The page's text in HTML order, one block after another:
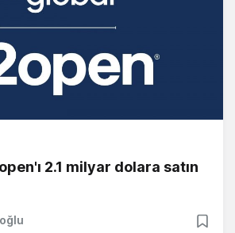
2.1 milyar dolara satın